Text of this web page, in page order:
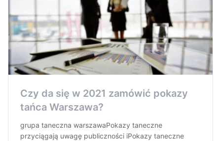
Czy da się w 2021 zamówić pokazy
tańca Warszawa?
grupa taneczna warszawaPokazy taneczne
przyciągają uwagę publiczności iPokazy taneczne